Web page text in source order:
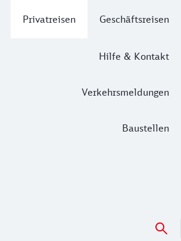
Privatreisen Geschäftsreisen
Hilfe & Kontakt
Verkehrsmeldungen
Baustellen